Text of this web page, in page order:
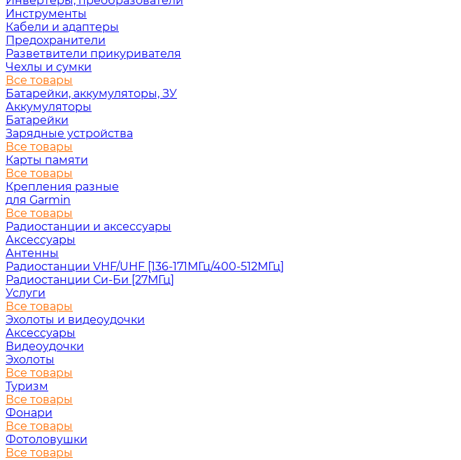
Инструменты
Кабели и адаптеры
Предохранители
Разветвители прикуривателя
Чехлы и сумки
Все товары
Батарейки, аккумуляторы, ЗУ
Аккумуляторы
Батарейки
Зарядные устройства
Все товары
Карты памяти
Все товары
Крепления разные
для Garmin
Все товары
Радиостанции и аксессуары
Аксессуары
Антенны
Радиостанции VHF/UHF [136-171МГц/400-512МГц]
Радиостанции Си-Би [27МГц]
Услуги
Все товары
Эхолоты и видеоудочки
Аксессуары
Видеоудочки
Эхолоты
Все товары
Туризм
Все товары
Фонари
Все товары
Фотоловушки
Все товары